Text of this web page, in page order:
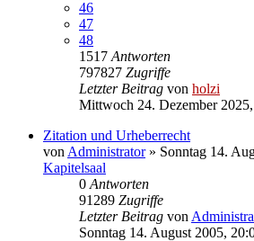
46
47
48
1517 Antworten
797827 Zugriffe
Letzter Beitrag von holzi
Mittwoch 24. Dezember
Zitation und Urheberrecht
von Administrator» Sonntag 14.
Kapitelsaal
0 Antworten
91289 Zugriffe
Letzter Beitrag von
Sonntag 14. August 2005,